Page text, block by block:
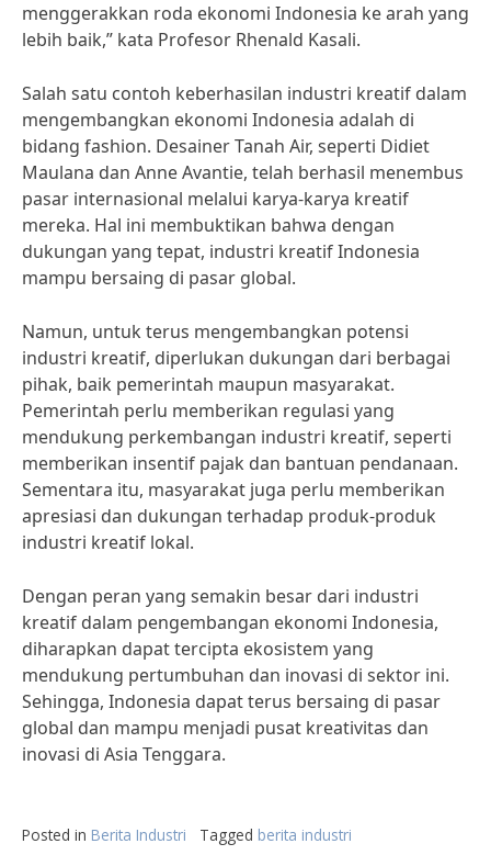
menggerakkan roda ekonomi Indonesia ke arah yang
lebih baik,” kata Profesor Rhenald Kasali.
Salah satu contoh keberhasilan industri kreatif dalam
mengembangkan ekonomi Indonesia adalah di
bidang fashion. Desainer Tanah Air, seperti Didiet
Maulana dan Anne Avantie, telah berhasil menembus
pasar internasional melalui karya-karya kreatif
mereka. Hal ini membuktikan bahwa dengan
dukungan yang tepat, industri kreatif Indonesia
mampu bersaing di pasar global.
Namun, untuk terus mengembangkan potensi
industri kreatif, diperlukan dukungan dari berbagai
pihak, baik pemerintah maupun masyarakat.
Pemerintah perlu memberikan regulasi yang
mendukung perkembangan industri kreatif, seperti
memberikan insentif pajak dan bantuan pendanaan.
Sementara itu, masyarakat juga perlu memberikan
apresiasi dan dukungan terhadap produk-produk
industri kreatif lokal.
Dengan peran yang semakin besar dari industri
kreatif dalam pengembangan ekonomi Indonesia,
diharapkan dapat tercipta ekosistem yang
mendukung pertumbuhan dan inovasi di sektor ini.
Sehingga, Indonesia dapat terus bersaing di pasar
global dan mampu menjadi pusat kreativitas dan
inovasi di Asia Tenggara.
Posted in Berita Industri Tagged berita industri